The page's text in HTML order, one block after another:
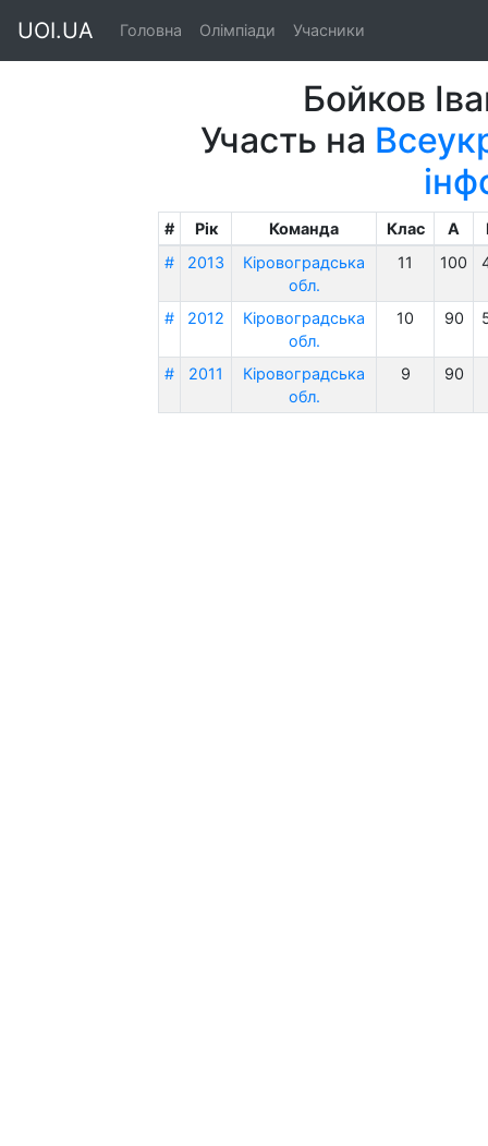
UOI.UA Головна Олімпіади Учасники
Бойков
Участь на
# Рік Команда Клас A
#
2013
Кіровоградська
обл.
11 100
# 2012
Кіровоградська
обл.
10 90
# 2011
Кіровоградська
обл.
9 90